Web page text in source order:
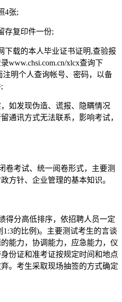
4张;
存复印件一份;
下载的本人毕业证书证明,查验报
www.chsi.com.cn/xlcx查询下
明个人查询帐号、密码，以备
如发现伪造、谎报、隐瞒情况
通讯方式无法联系，影响考试，
卷考试、统一阅卷形式，主要测
方针、企业管理的基本知识。
得分高低排序，依招聘人员一定
的比例)。主要测试考生的言谈
能力，协调能力，应急能力，仪
份证和准考证按规定时间和地点
。考生采取现场抽签的方式确定